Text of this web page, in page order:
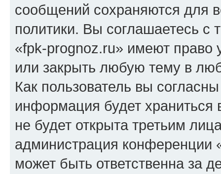
сообщений сохраняются для
политики. Вы соглашаетесь
«fpk-prognoz.ru» имеют право
или закрыть любую тему в
Как пользователь вы
информация будет
не будет открыта третьим
администрация конференции
может быть ответственна за